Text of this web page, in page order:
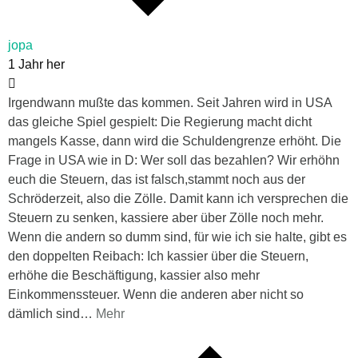
jopa
1 Jahr her
Irgendwann mußte das kommen. Seit Jahren wird in USA
das gleiche Spiel gespielt: Die Regierung macht dicht
mangels Kasse, dann wird die Schuldengrenze erhöht. Die
Frage in USA wie in D: Wer soll das bezahlen? Wir erhöhn
euch die Steuern, das ist falsch,stammt noch aus der
Schröderzeit, also die Zölle. Damit kann ich versprechen die
Steuern zu senken, kassiere aber über Zölle noch mehr.
Wenn die andern so dumm sind, für wie ich sie halte, gibt es
den doppelten Reibach: Ich kassier über die Steuern,
erhöhe die Beschäftigung, kassier also mehr
Einkommenssteuer. Wenn die anderen aber nicht so
dämlich sind … Mehr